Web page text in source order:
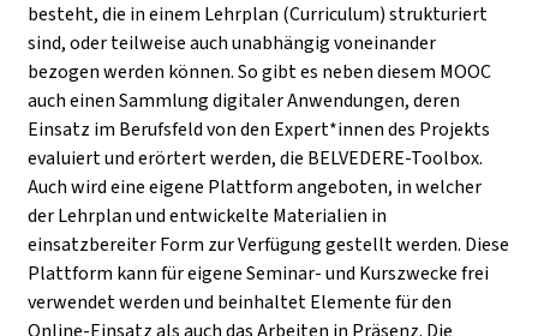
besteht, die in einem Lehrplan (Curriculum) strukturiert
sind, oder teilweise auch unabhängig voneinander
bezogen werden können. So gibt es neben diesem MOOC
auch einen Sammlung digitaler Anwendungen, deren
Einsatz im Berufsfeld von den Expert*innen des Projekts
evaluiert und erörtert werden, die BELVEDERE-Toolbox.
Auch wird eine eigene Plattform angeboten, in welcher
der Lehrplan und entwickelte Materialien in
einsatzbereiter Form zur Verfügung gestellt werden. Diese
Plattform kann für eigene Seminar- und Kurszwecke frei
verwendet werden und beinhaltet Elemente für den
Online-Einsatz als auch das Arbeiten in Präsenz. Die